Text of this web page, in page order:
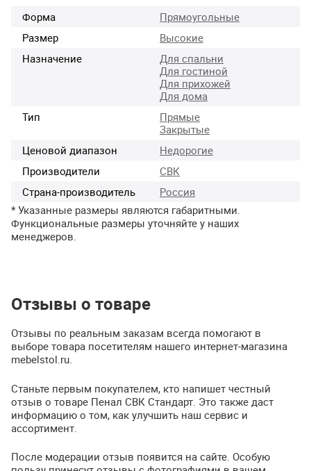
Форма
Прямоугольные
Размер
Высокие
Назначение
Для спальни
Для гостиной
Для прихожей
Для дома
Тип
Прямые
Закрытые
Ценовой диапазон
Недорогие
Производители
СВК
Страна-производитель
Россия
* Указанные размеры являются габаритными.
Функциональные размеры уточняйте у наших
менеджеров.
Отзывы о товаре
Отзывы по реальным заказам всегда помогают в
выборе товара посетителям нашего интернет-магазина
mebelstol.ru.
Станьте первым покупателем, кто напишет честный
отзыв о товаре Пенал СВК Стандарт. Это также даст
информацию о том, как улучшить наш сервис и
ассортимент.
После модерации отзыв появится на сайте. Особую